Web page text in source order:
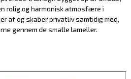
rolig og harmonisk atmosfære i
af og skaber privatliv samtidig med,
gennem de smalle lameller.